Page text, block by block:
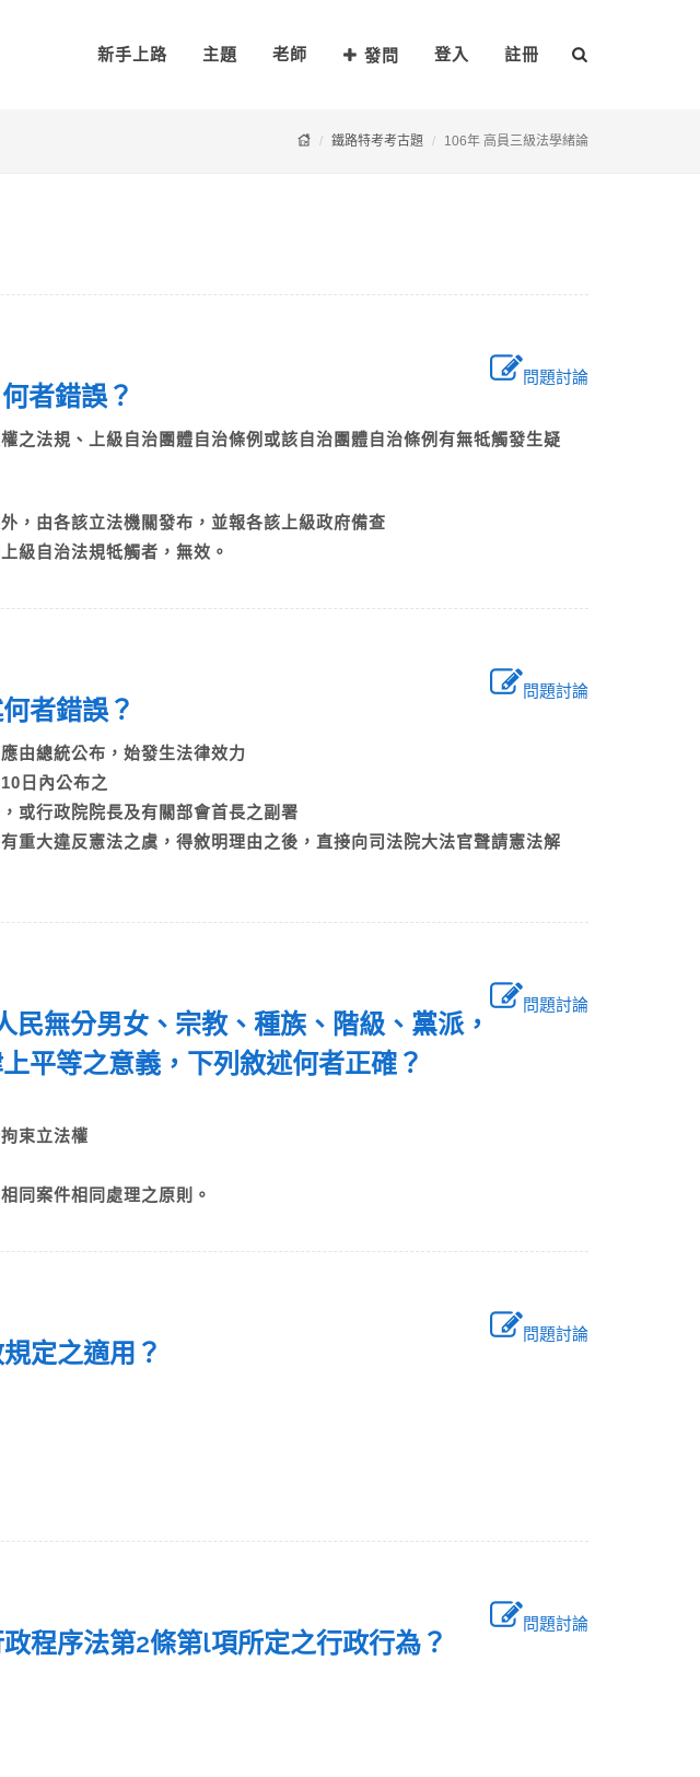
新手上路 主題 老師 發問 登入 註冊
鐵路特考考古題 106年 高員三級法學緒論
問題討論
何者錯誤？
之法規、上級自治團體自治條例或該自治團體自治條例有無牴觸發生疑
，由各該立法機關發布，並報各該上級政府備查
級自治法規牴觸者，無效。
問題討論
何者錯誤？
由總統公布，始發生法律效力
10日內公布之
或行政院院長及有關部會首長之副署
重大違反憲法之虞，得敘明理由之後，直接向司法院大法官聲請憲法解
問題討論
民無分男女、宗教、種族、階級、黨派，
平等之意義，下列敘述何者正確？
拘束立法權
同案件相同處理之原則。
問題討論
規定之適用？
問題討論
程序法第2條第l項所定之行政行為？